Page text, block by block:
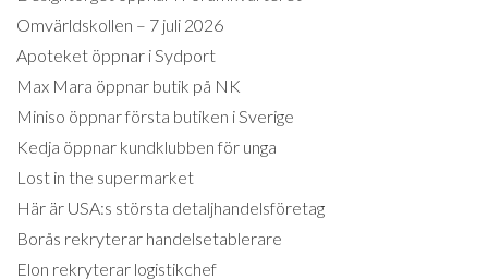
Omvärldskollen – 7 juli 2026
Apoteket öppnar i Sydport
Max Mara öppnar butik på NK
Miniso öppnar första butiken i Sverige
Kedja öppnar kundklubben för unga
Lost in the supermarket
Här är USA:s största detaljhandelsföretag
Borås rekryterar handelsetablerare
Elon rekryterar logistikchef